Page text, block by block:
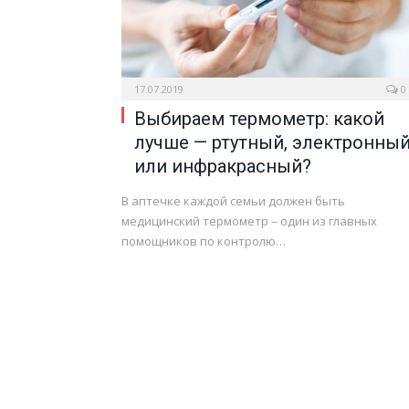
17.07.2019 0
Выбираем термометр: какой
лучше — ртутный,
или инфракрасный?
В аптечке каждой семьи должен быть
медицинский термометр – один из главных
помощников по контролю…